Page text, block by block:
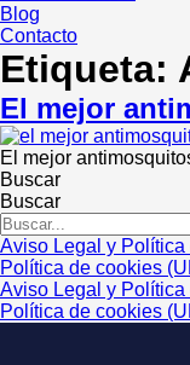
Blog
Contacto
Etiqueta:
El mejor
El mejor
Buscar
Buscar
Aviso Legal y Política
Política de cookies
Aviso Legal y Política
Política de cookies